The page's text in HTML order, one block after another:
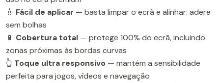
💧 Fácil de aplicar — basta limpar o ecrã e alinhar: adere
sem bolhas
📱 Cobertura total — protege 100% do ecrã, incluindo
zonas próximas às bordas curvas
👆 Toque ultra responsivo — mantém a sensibilidade
perfeita para jogos, vídeos e navegação